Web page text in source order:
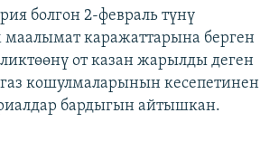
болгон 2-февраль түнү
каражаттарына берген
от казан жарылды деген
кошулмаларынын кесепетинен
бардыгын айтышкан.